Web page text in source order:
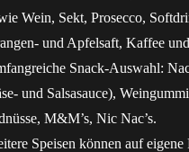
Wein, Sekt, Prosecco,
und Apfelsaft, Kaffee
Snack-Auswahl:
und Salsasauce),
M&M’s, Nic Nac’s.
Speisen können auf eigene